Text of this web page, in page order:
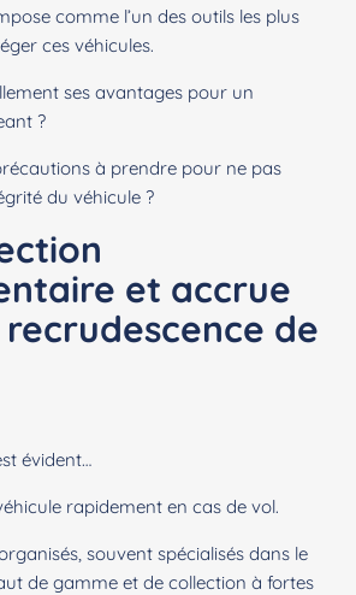
comme l’un des outils les plus
ces véhicules.
ses avantages pour un
?
à prendre pour ne pas
du véhicule ?
et accrue
de
évident…
rapidement en cas de vol.
souvent spécialisés dans le
de gamme et de collection à fortes